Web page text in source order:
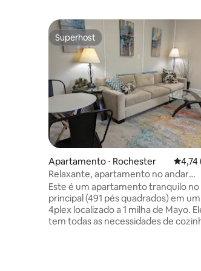
Superhost
Superhost
Apartamento ⋅ Rochester 4,74
4,74
Relaxante, apartamento no andar
principal em 4plex, #2.
Este é um apartamento tranquilo no
principal (491 pés quadrados) em um
4plex localizado a 1 milha de Mayo.
tem todas as necessidades de